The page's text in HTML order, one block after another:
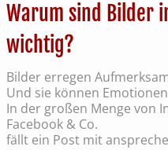
Warum sind Bilder
wichtig?
Bilder erregen
Und sie können
In der großen Menge von
Facebook & Co.
fällt ein Post mit